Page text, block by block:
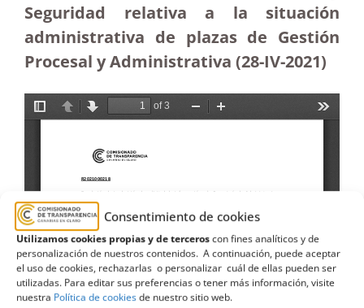
Consentimiento de cookies
Utilizamos cookies propias y de terceroscon fines analíticos y de
personalización de nuestros contenidos. A continuación, puede aceptar
el uso de cookies, rechazarlas o personalizar cuál de ellas pueden ser
utilizadas. Para editar sus preferencias o tener más información, visite
nuestra Política de cookiesde nuestro sitio web.
Seguridad relativa a la situación
administrativa de plazas de Gestión
Procesal y Administrativa (28-IV-2021)